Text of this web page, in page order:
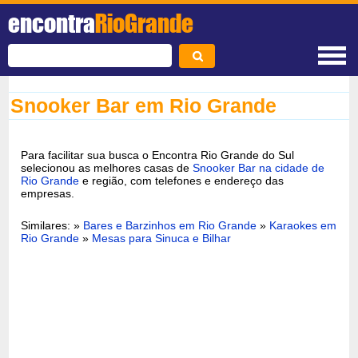
encontraRioGrande
Snooker Bar em Rio Grande
Para facilitar sua busca o Encontra Rio Grande do Sul
selecionou as melhores casas deSnooker Bar na cidade de
Rio Grande e região, com telefones e endereço das
empresas.
Similares: » Bares e Barzinhos em Rio Grande » Karaokes em
Rio Grande» Mesas para Sinuca e Bilhar